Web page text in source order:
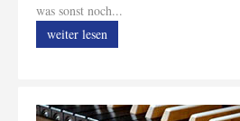
was sonst noch...
weiter lesen